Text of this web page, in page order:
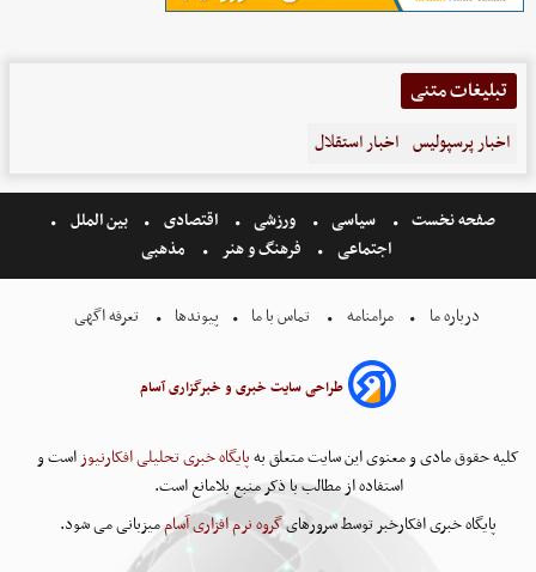
تبلیغات متنی
اخبار پرسپولیس اخبار استقلال
صفحه نخست سیاسی ورزشی اقتصادی
بین الملل
اجتماعی
فرهنگ و هنر مذهبی
درباره ما مرامنامه تماس با ما پیوندها تعرفه اگهی
طراحی سایت خبری و خبرگزاری آسام
کلیه حقوق مادی و معنوی این سایت متعلق بهپایگاه خبری تحلیلی افکارنیوزاست و
استفاده از مطالب با ذکر منبع بلامانع است.
پایگاه خبری افکارخبر توسط سرورهایگروه نرم افزاری آساممیزبانی می شود.